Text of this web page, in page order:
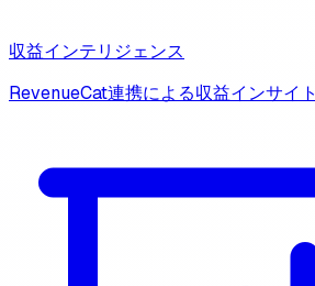
収益インテリジェンス
RevenueCat連携による収益インサイト